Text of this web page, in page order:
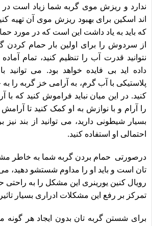
ندارد و ریزش موی گربه شما زیاد است در
اند اسکین برای بهبود ریزش موی آن تهیه
که باید به یاد داشت این است که در مورد
از سردوش را برای اولین بار حمام کردن
نتوانید قدرت آب را تنظیم کنید، تمام
داده اید بی فایده خواهد بود. می
پلاستیکی با آب گرم، به آرامی خز گربه را
کنید. در این میان نباید فراموش کنید که با
را آرام و با نوازش به او کمک کنید تا
بسیار شیطونی دارید، می توانید از بند نیز
احتمالی او استفاده کنید.
درصورتی حمام بردن گربه شما به خاطر
تان است و باید او را مداوم شستشو دهید، می
رویال کنین یورینری این مشکل را به راحتی
تمرکز بر رفع این مشکلات ادراری بسیار
برای شستن گربه تان بدون ایجاد هر گونه